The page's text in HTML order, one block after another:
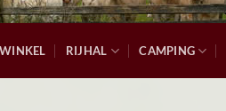
RIJHAL CAMPING